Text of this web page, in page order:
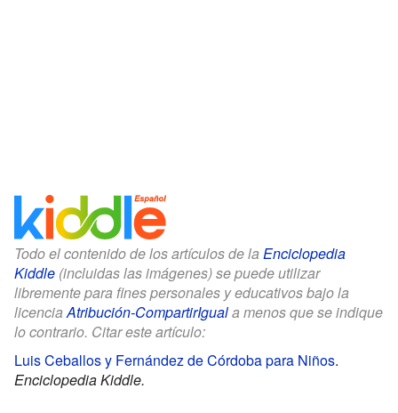
Todo el contenido de los artículos de la Enciclopedia
Kiddle (incluidas las imágenes) se puede utilizar
libremente para fines personales y educativos bajo la
licenciaAtribución-CompartirIguala menos que se indique
lo contrario. Citar este artículo:
Luis Ceballos y Fernández de Córdoba para Niños.
Enciclopedia Kiddle.